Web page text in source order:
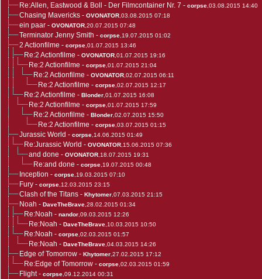
Re:Allen, Eastwood & Boll - Der Filmcontainer Nr. 7 - corpse ,03.08.2015 14:40
Chasing Mavericks - OVONATOR ,03.08.2015 07:18
ein paar - OVONATOR ,20.07.2015 07:48
Terminator Jenny Smith - corpse ,19.07.2015 01:02
2 Actionfilme - corpse ,01.07.2015 13:46
Re:2 Actionfilme - OVONATOR ,01.07.2015 19:16
Re:2 Actionfilme - corpse ,01.07.2015 21:04
Re:2 Actionfilme - OVONATOR ,02.07.2015 06:11
Re:2 Actionfilme - corpse ,02.07.2015 12:17
Re:2 Actionfilme - Blonder ,01.07.2015 16:08
Re:2 Actionfilme - corpse ,01.07.2015 17:59
Re:2 Actionfilme - Blonder ,02.07.2015 15:50
Re:2 Actionfilme - corpse ,03.07.2015 01:15
Jurassic World - corpse ,14.06.2015 01:49
Re:Jurassic World - OVONATOR ,15.06.2015 07:36
and done - OVONATOR ,18.07.2015 19:31
Re:and done - corpse ,19.07.2015 00:48
Inception - corpse ,19.03.2015 07:10
Fury - corpse ,12.03.2015 23:15
Clash of the Titans - Khytomer ,07.03.2015 21:15
Noah - DaveTheBrave ,28.02.2015 01:34
Re:Noah - nandor ,09.03.2015 12:26
Re:Noah - DaveTheBrave ,10.03.2015 10:50
Re:Noah - corpse ,02.03.2015 01:57
Re:Noah - DaveTheBrave ,04.03.2015 14:26
Edge of Tomorrow - Khytomer ,27.02.2015 17:12
Re:Edge of Tomorrow - corpse ,02.03.2015 01:59
Flight- corpse ,09.12.2014 00:31